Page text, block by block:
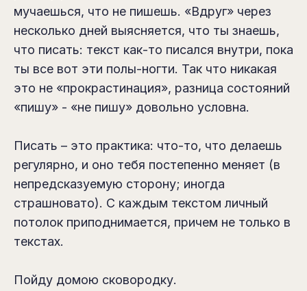
мучаешься, что не пишешь. «Вдруг» через
несколько дней выясняется, что ты знаешь,
что писать: текст как-то писался внутри, пока
ты все вот эти полы-ногти. Так что никакая
это не «прокрастинация», разница состояний
«пишу» - «не пишу» довольно условна.
Писать – это практика: что-то, что делаешь
регулярно, и оно тебя постепенно меняет (в
непредсказуемую сторону; иногда
страшновато). С каждым текстом личный
потолок приподнимается, причем не только в
текстах.
Пойду домою сковородку.